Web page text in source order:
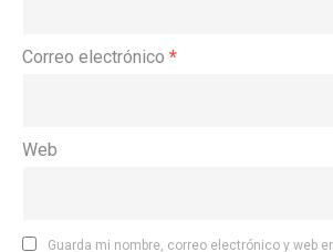
Correo electrónico *
Web
Guarda mi nombre, correo electrónico y web